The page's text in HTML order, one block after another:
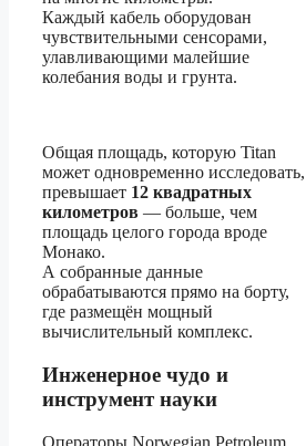
Каждый кабель оборудован
чувствительными сенсорами,
улавливающими малейшие
колебания воды и грунта.
Общая площадь, которую Titan
может одновременно исследовать,
превышает 12 квадратных
километров — больше, чем
площадь целого города вроде
Монако.
А собранные данные
обрабатываются прямо на борту,
где размещён мощный
вычислительный комплекс.
Инженерное чудо и
инструмент науки
Операторы Norwegian Petroleum